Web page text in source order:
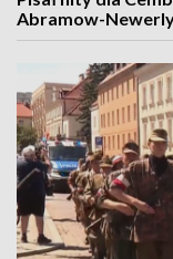
Abramow-